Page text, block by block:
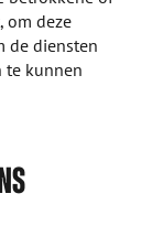
om deze
de diensten
te kunnen